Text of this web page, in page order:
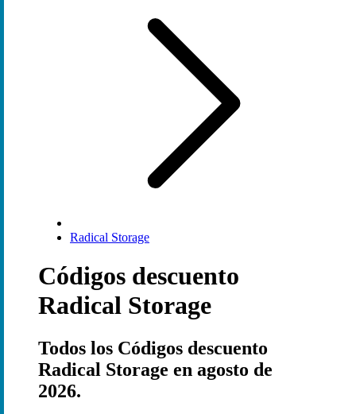
Radical Storage
Códigos descuento
Radical Storage
Todos los Códigos descuento
Radical Storage en agosto de
2026.